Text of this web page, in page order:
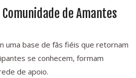
de Amantes
uma base de fãs fiéis que retornam
se conhecem, formam
de apoio.